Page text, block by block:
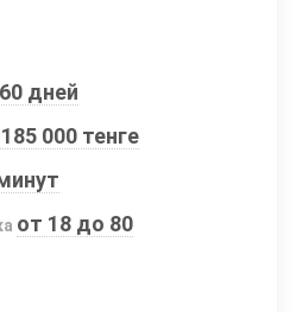
дней
000 тенге
от 18 до 80